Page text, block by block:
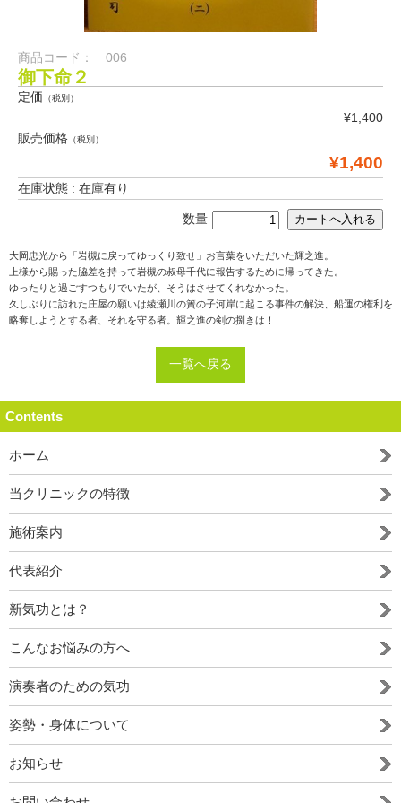
商品コード： 006
御下命２
定価 （税別）
¥1,400
販売価格 （税別）
¥1,400
在庫状態 : 在庫有り
数量
大岡忠光から「岩槻に戻ってゆっくり致せ」お言葉をいただいた輝之進。
上様から賜った脇差を持って岩槻の叔母千代に報告するために帰ってきた。
ゆったりと過ごすつもりでいたが、そうはさせてくれなかった。
久しぶりに訪れた庄屋の願いは綾瀬川の簀の子河岸に起こる事件の解決、船運の権利を
一覧へ戻る
Contents
ホーム
当クリニックの特徴
施術案内
代表紹介
新気功とは？
こんなお悩みの方へ
演奏者のための気功
姿勢・身体について
お知らせ